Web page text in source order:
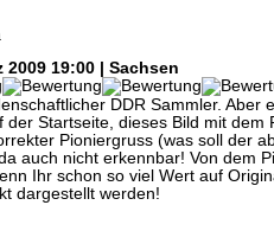
2009 19:00 | Sachsen
DDR Sammler. Aber
der Startseite, dieses Bild mit
Pioniergruss (was soll der
auch nicht erkennbar! Von dem
Ihr schon so viel Wert auf
dargestellt werden!